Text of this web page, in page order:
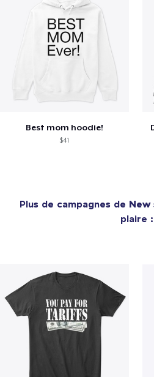
Best mom hoodie!
$41
Plus de campagnes de New
plaire :